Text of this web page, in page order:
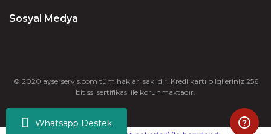
Whatsapp Destek
Sosyal Medya
© 2020 ayserservis.com tüm hakları saklıdır. Kredi kartı bilgileriniz 256
bit ssl sertifikası ile korunmaktadır.